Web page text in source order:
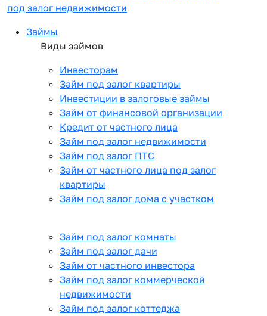
под залог недвижимости
Займы
Виды займов
Инвесторам
Займ под залог квартиры
Инвестиции в залоговые займы
Займ от финансовой организации
Кредит от частного лица
Займ под залог недвижимости
Займ под залог ПТС
Займ от частного лица под залог
квартиры
Займ под залог дома с участком
Займ под залог комнаты
Займ под залог дачи
Займ от частного инвестора
Займ под залог коммерческой
недвижимости
Займ под залог коттеджа